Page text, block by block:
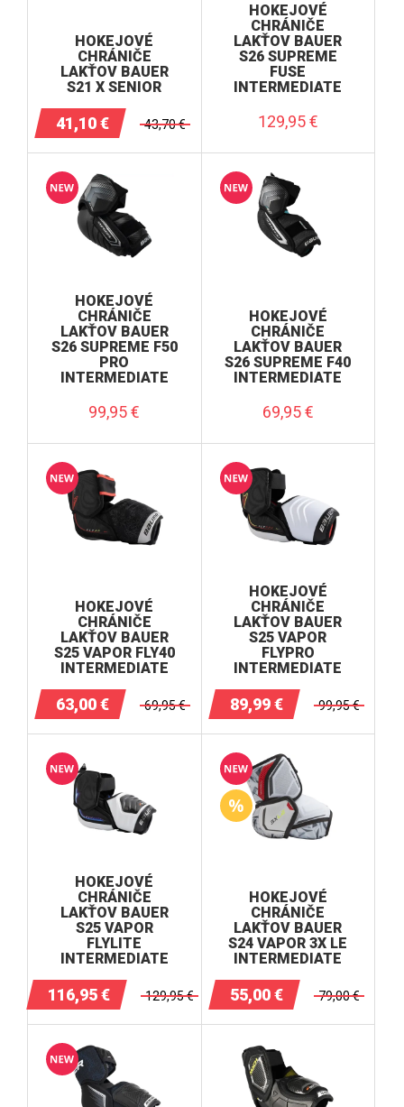
HOKEJOVÉ
CHRÁNIČE
LAKŤOV BAUER
S21 X SENIOR
41,10€ 43,70€
HOKEJOVÉ
CHRÁNIČE
LAKŤOV BAUER
S26 SUPREME
FUSE
INTERMEDIATE
129,95€
HOKEJOVÉ
CHRÁNIČE
LAKŤOV BAUER
S26 SUPREME F50
PRO
INTERMEDIATE
99,95€
HOKEJOVÉ
CHRÁNIČE
LAKŤOV BAUER
S26 SUPREME F40
INTERMEDIATE
69,95€
HOKEJOVÉ
CHRÁNIČE
LAKŤOV BAUER
S25 VAPOR FLY40
INTERMEDIATE
63,00€ 69,95€
HOKEJOVÉ
CHRÁNIČE
LAKŤOV BAUER
S25 VAPOR
FLYPRO
INTERMEDIATE
89,99€ 99,95€
HOKEJOVÉ
CHRÁNIČE
LAKŤOV BAUER
S25 VAPOR
FLYLITE
INTERMEDIATE
116,95€ 129,95€
HOKEJOVÉ
CHRÁNIČE
LAKŤOV BAUER
S24 VAPOR 3X LE
INTERMEDIATE
55,00€ 79,00€